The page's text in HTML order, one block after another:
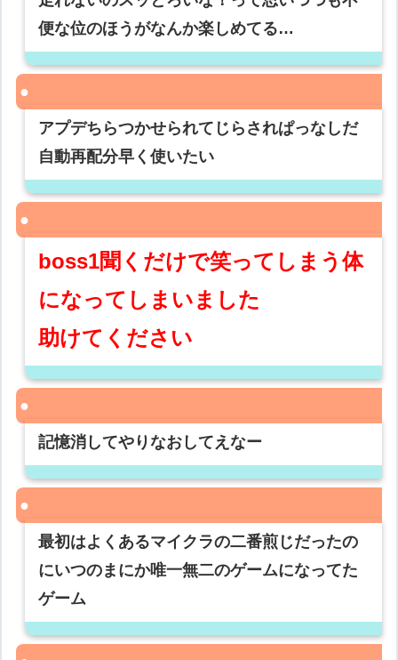
便な位のほうがなんか楽しめてる…
アプデちらつかせられてじらされぱっなしだ
自動再配分早く使いたい
boss1聞くだけで笑ってしまう体
になってしまいました
助けてください
記憶消してやりなおしてえなー
最初はよくあるマイクラの二番煎じだったの
にいつのまにか唯一無二のゲームになってた
ゲーム